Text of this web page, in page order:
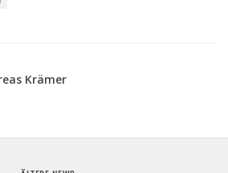
Krämer